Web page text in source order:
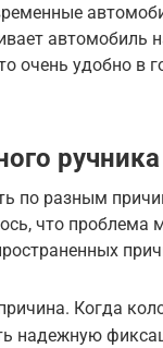
автомобиль
очень удобно в
ручника
по разным
что проблема
Когда
надежную